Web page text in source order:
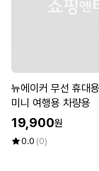
뉴에이커 무선 휴대
미니 여행용 차량용
19,900원
0.0 (0)